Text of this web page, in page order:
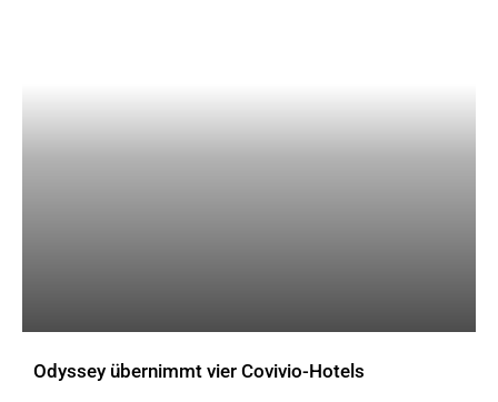
Odyssey übernimmt vier Covivio-Hotels